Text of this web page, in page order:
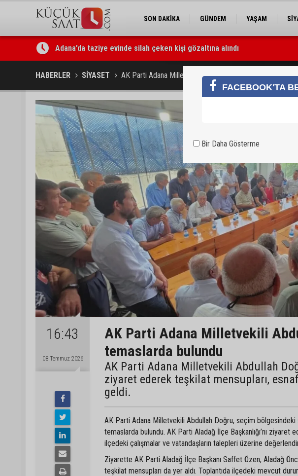
SON DAKİKA GÜNDEM YAŞAM
Adana’da taziye evinde silah çeken kişi gözaltına alındı
Doç. Dr. Efsun Somay’dan implant uyarısı: “Sigara en büyük risk”
HABERLER SİYASET AK Parti Adana Milletvekili Abdullah Doğru Aladağ’da
16:43
08 Temmuz 2026
AK Parti Adana Milletvekili
temaslarda bulundu
AK Parti Adana Milletvekili Abdullah
ziyaret ederek teşkilat mensupları,
geldi.
AK Parti Adana Milletvekili Abdullah Doğru, seçim bölgesindeki
temaslarda bulundu. AK Parti Aladağ İlçe Başkanlığı’nı
ilçedeki çalışmalar ve vatandaşların talepleri üzerine
Ziyarette AK Parti Aladağ İlçe Başkanı Saffet Özen, Aladağ
teşkilat mensupları da yer aldı. Toplantıda ilçedeki mevcut
FACEBOOK'TA
Bir Daha Gösterme